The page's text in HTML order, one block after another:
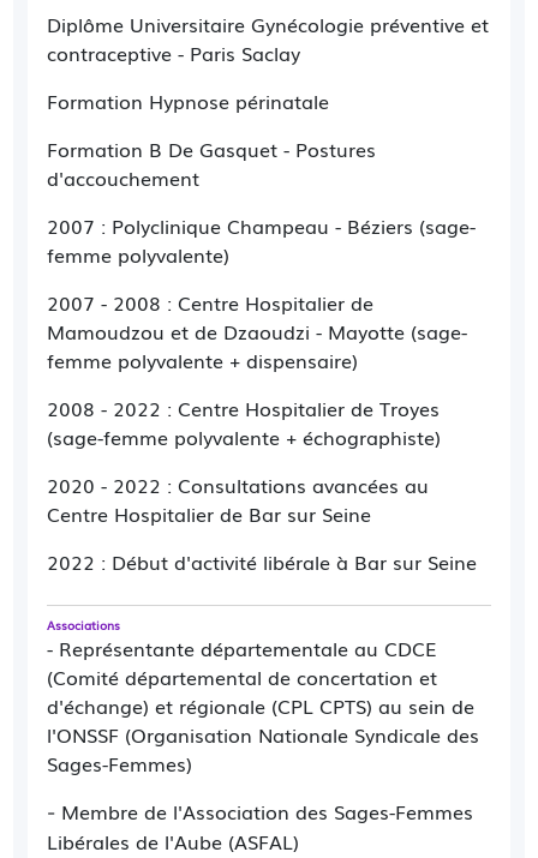
ET FEMME
Une téléconsultation
Le cabinet est ouvert lelundi, mardi, jeudi et
vendredi de 9h à 18h. Les soirées et les autres
jours de la semaine sont consacrés aux
Vous pouvez me contacter par
06.15.26.60.44
en difficultés pour la prise de RDVsur internet
(créneau ne correspondant pas à vos
impératifs professionnels,...), pour une
me transmettre une informationimportante et
urgenteou pour m'annoncer votre
accouchement
SI VOUS VOULEZ UN RETOUR DE MA PART,
LAISSEZ IMPÉRATIVEMENT UN MESSAGE OU
Parfois, le nombre de demandes est très
important. Dans ce cas, je suis obligée de
prioriser mes réponses.
Si vous n'avez pas de réponse de ma part ou
que vous souhaitez échanger malgré tout,
IMPORTANT : Si les résultats de vos prises de
Diplôme Universitaire Gynécologie préventive et
contraceptive - Paris Saclay
Formation Hypnose périnatale
Formation B De Gasquet - Postures
d'accouchement
2007 : Polyclinique Champeau - Béziers (sage-
femme polyvalente)
2007 - 2008 : Centre Hospitalier de
Mamoudzou et de Dzaoudzi - Mayotte (sage-
femme polyvalente + dispensaire)
2008 - 2022 : Centre Hospitalier de Troyes
(sage-femme polyvalente + échographiste)
2020 - 2022 : Consultations avancées au
Centre Hospitalier de Bar sur Seine
2022 : Début d'activité libérale à Bar sur Seine
Associations
- Représentante départementale au CDCE
(Comité départemental de concertation et
d'échange) et régionale (CPL CPTS) au sein de
l'ONSSF (Organisation Nationale Syndicale des
Sages-Femmes)
- Membre de l'Association des Sages-Femmes
Libérales de l'Aube (ASFAL)